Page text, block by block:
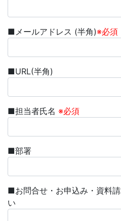
■メールアドレス (半角)※必須
■URL(半角)
■担当者氏名 ※必須
■部署
■お問合せ・お申込み・資料
い